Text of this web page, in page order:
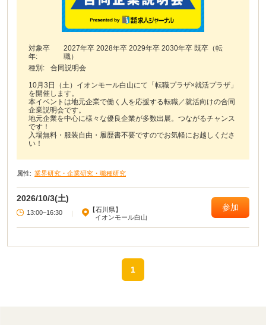
対象卒
年:
2027年卒 2028年卒 2029年卒 2030年卒 既卒（転
職）
種別:
合同説明会
10月3日（土）イオンモール白山にて「転職プラザ×就活プラザ」
を開催します。
本イベントは地元企業で働く人を応援する転職／就活向けの合同
企業説明会です。
地元企業を中心に様々な優良企業が多数出展。つながるチャンス
です！
入場無料・服装自由・履歴書不要ですのでお気軽にお越しくださ
い！
属性: 業界研究・企業研究・職種研究
2026/10/3(土)
13:00~16:30 |
【石川県】
イオンモール白山
参加
1